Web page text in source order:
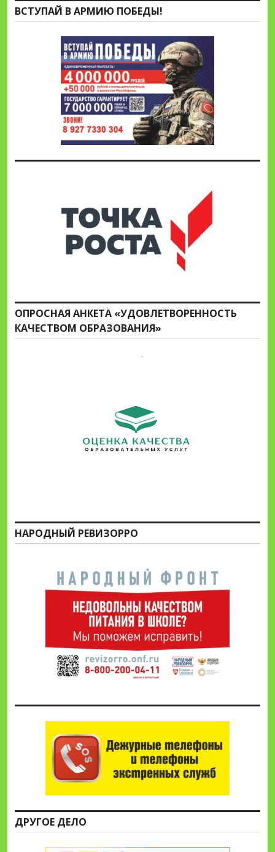
ВСТУПАЙ В АРМИЮ ПОБЕДЫ!
ОПРОСНАЯ АНКЕТА «УДОВЛЕТВОРЕННОСТЬ
КАЧЕСТВОМ ОБРАЗОВАНИЯ»
НАРОДНЫЙ РЕВИЗОРРО
ДРУГОЕ ДЕЛО